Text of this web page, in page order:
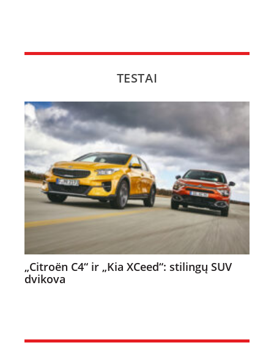
TESTAI
„Citroën C4“ ir „Kia XCeed“: stilingų SUV
dvikova